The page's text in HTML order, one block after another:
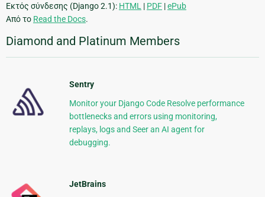
Εκτός σύνδεσης (Django 2.1): HTML | PDF |ePub
Από το Read the Docs.
Diamond and Platinum Members
Sentry
Monitor your Django Code Resolve performance
bottlenecks and errors using monitoring,
replays, logs and Seer an AI agent for
debugging.
JetBrains